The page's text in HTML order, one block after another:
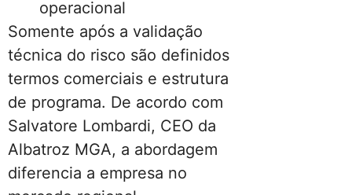
operacional
Somente após a validação
técnica do risco são definidos
termos comerciais e estrutura
de programa. De acordo com
Salvatore Lombardi, CEO da
Albatroz MGA, a abordagem
diferencia a empresa no